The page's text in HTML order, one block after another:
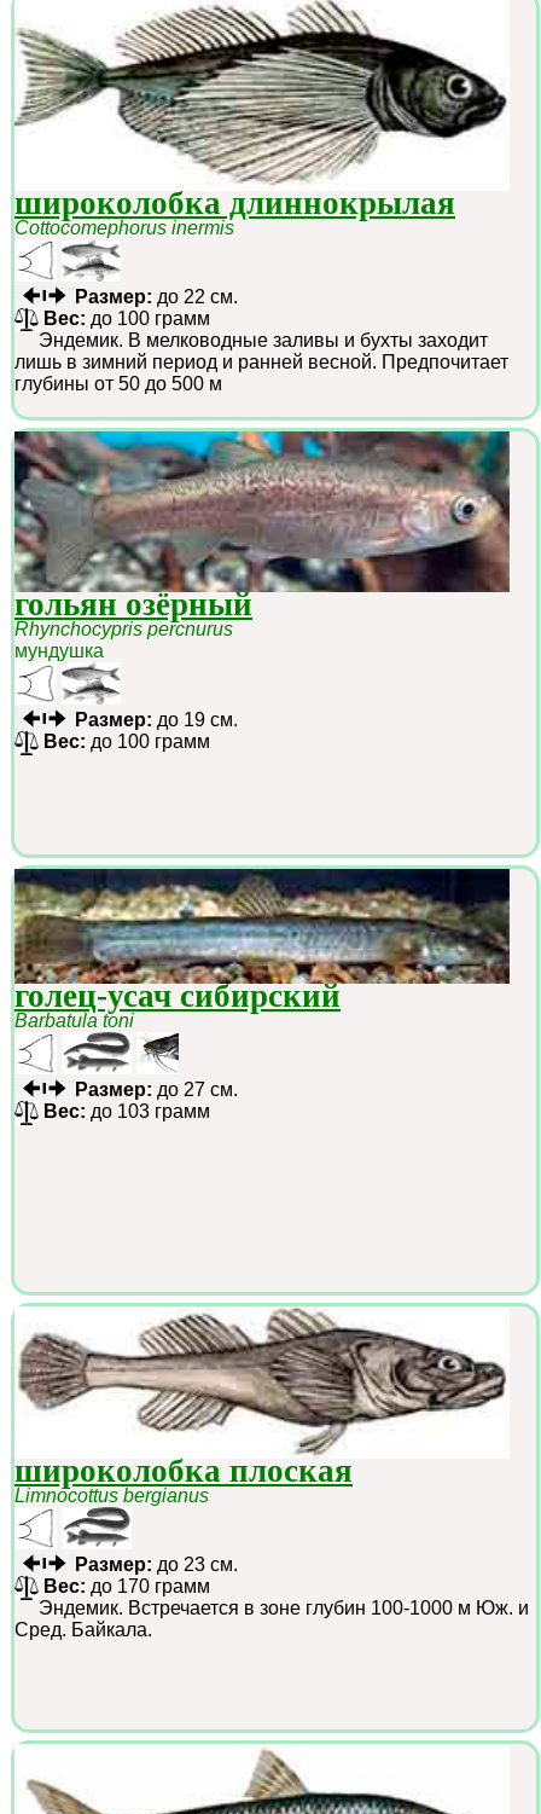
широколобка длиннокрылая
Cottocomephorus inermis
Размер: до 22 см.
Вес: до 100 грамм
Эндемик. В мелководные заливы и бухты заходит
лишь в зимний период и ранней весной. Предпочитает
глубины от 50 до 500 м
гольян озёрный
Rhynchocypris percnurus
мундушка
Размер: до 19 см.
Вес: до 100 грамм
голец-усач сибирский
Barbatula toni
Размер: до 27 см.
Вес: до 103 грамм
широколобка плоская
Limnocottus bergianus
Размер: до 23 см.
Вес: до 170 грамм
Эндемик. Встречается в зоне глубин 100-1000 м Юж. и
Сред. Байкала.